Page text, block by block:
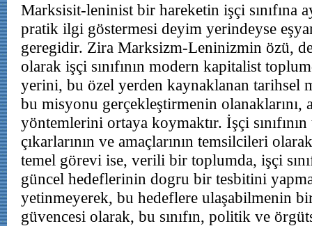
Marksisit-leninist bir hareketin işçi sınıfına
pratik ilgi göstermesi deyim yerindeyse
geregidir. Zira Marksizm-Leninizmin özü,
olarak işçi sınıfının modern kapitalist
yerini, bu özel yerden kaynaklanan tarihsel
bu misyonu gerçekleştirmenin olanaklarını,
yöntemlerini ortaya koymaktır. İşçi
çıkarlarının ve amaçlarının temsilcileri
temel görevi ise, verili bir toplumda, işçi
güncel hedeflerinin dogru bir tesbitini
yetinmeyerek, bu hedeflere ulaşabilmenin
güvencesi olarak, bu sınıfın, politik ve